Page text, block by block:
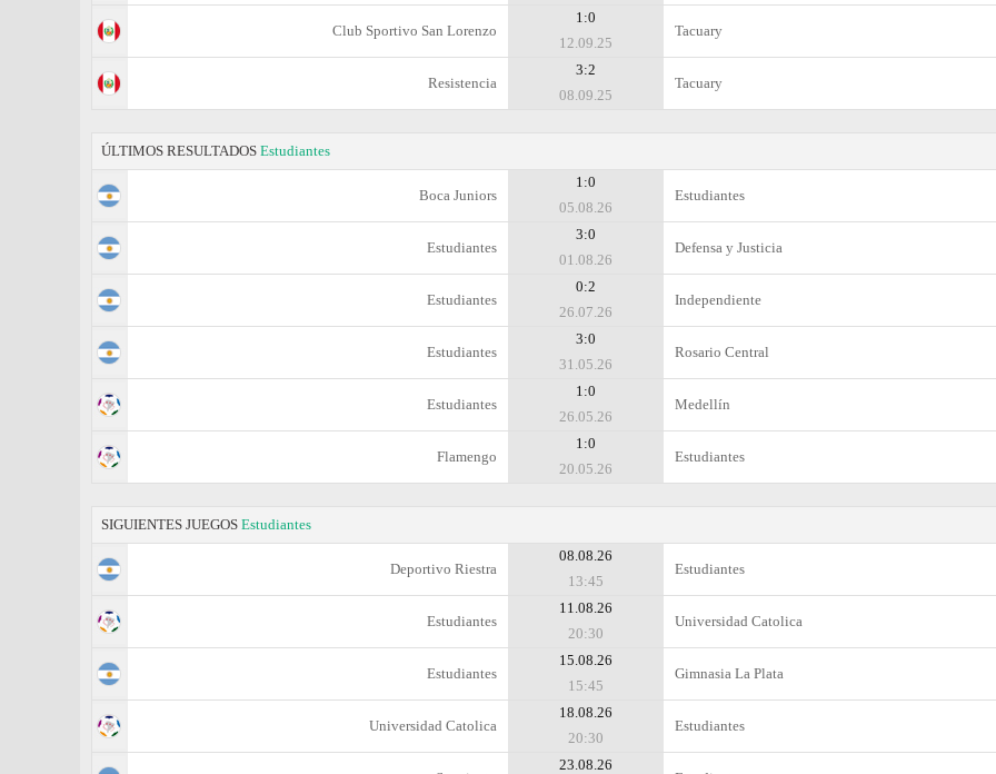
Club Sportivo San Lorenzo
1:0
12.09.25
Tacuary
Resistencia
3:2
08.09.25
Tacuary
ÚLTIMOS RESULTADOS Estudiantes
Boca Juniors
1:0
05.08.26
Estudiantes
Estudiantes
3:0
01.08.26
Defensa y Justicia
Estudiantes
0:2
26.07.26
Independiente
Estudiantes
3:0
31.05.26
Rosario Central
Estudiantes
1:0
26.05.26
Medellín
Flamengo
1:0
20.05.26
Estudiantes
SIGUIENTES JUEGOS Estudiantes
Deportivo Riestra
08.08.26
13:45
Estudiantes
Estudiantes
11.08.26
20:30
Universidad Catolica
Estudiantes
15.08.26
15:45
Gimnasia La Plata
Universidad Catolica
18.08.26
20:30
Estudiantes
23.08.26